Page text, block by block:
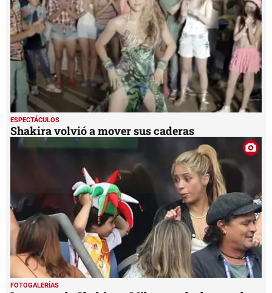
ESPECTÁCULOS
Shakira volvió a mover sus caderas
FOTOGALERÍAS